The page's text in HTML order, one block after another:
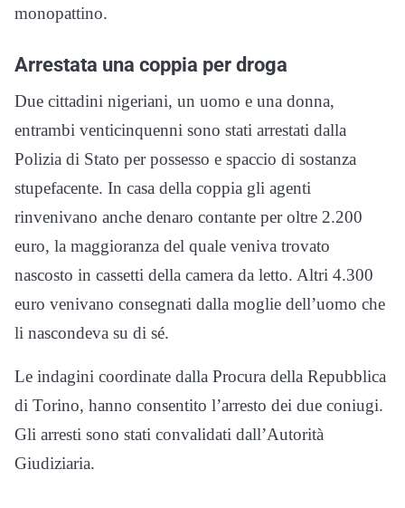
monopattino.
Arrestata una coppia per droga
Due cittadini nigeriani, un uomo e una donna,
entrambi venticinquenni sono stati arrestati dalla
Polizia di Stato per possesso e spaccio di sostanza
stupefacente. In casa della coppia gli agenti
rinvenivano anche denaro contante per oltre 2.200
euro, la maggioranza del quale veniva trovato
nascosto in cassetti della camera da letto. Altri 4.300
euro venivano consegnati dalla moglie dell’uomo che
li nascondeva su di sé.
Le indagini coordinate dalla Procura della Repubblica
di Torino, hanno consentito l’arresto dei due coniugi.
Gli arresti sono stati convalidati dall’Autorità
Giudiziaria.